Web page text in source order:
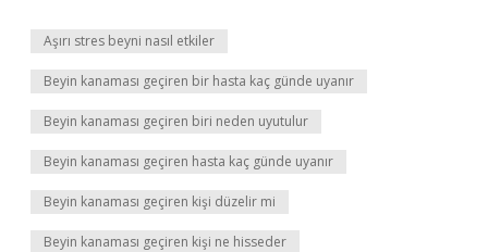
Aşırı stres beyni nasıl etkiler
Beyin kanaması geçiren bir hasta kaç günde uyanır
Beyin kanaması geçiren biri neden uyutulur
Beyin kanaması geçiren hasta kaç günde uyanır
Beyin kanaması geçiren kişi düzelir mi
Beyin kanaması geçiren kişi ne hisseder